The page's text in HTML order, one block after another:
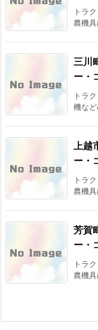
トラ
農機
三川
ー・
トラ
機な
上越
ー・
トラ
農機
芳賀
ー・
トラ
農機